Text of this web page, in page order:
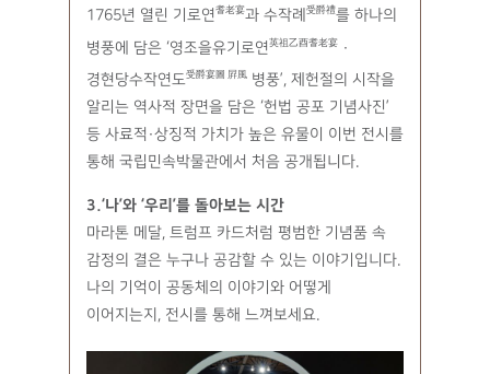
1765년 열린 기로연 耆老宴과 수작례 受爵禮를 하나의
병풍에 담은 ‘영조을유기로연 英祖乙酉耆老宴
·
경현당수작연도受爵宴圖 屛風 병풍’, 제헌절의 시작을
알리는 역사적 장면을 담은 ‘헌법 공포 기념사진’
등 사료적·상징적 가치가 높은 유물이 이번 전시를
통해 국립민속박물관에서 처음 공개됩니다.
3.‘나’와 ‘우리’를 돌아보는 시간
마라톤 메달, 트럼프 카드처럼 평범한 기념품 속
감정의 결은 누구나 공감할 수 있는 이야기입니다.
나의 기억이 공동체의 이야기와 어떻게
이어지는지, 전시를 통해 느껴보세요.